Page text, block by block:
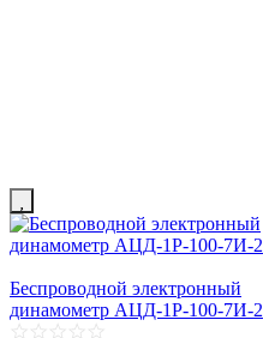
Беспроводной электронный
динамометр АЦД-1Р-100-7И-2